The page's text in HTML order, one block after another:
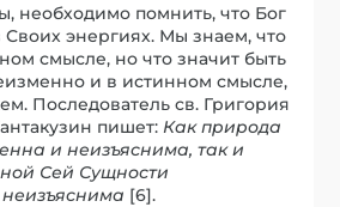
необходимо помнить, что Бог
энергиях. Мы знаем, что
смысле, но что значит быть
и в истинном смысле,
Последователь св. Григория
пишет: Как природа
и неизъяснима, так и
Сей Сущности
[6].